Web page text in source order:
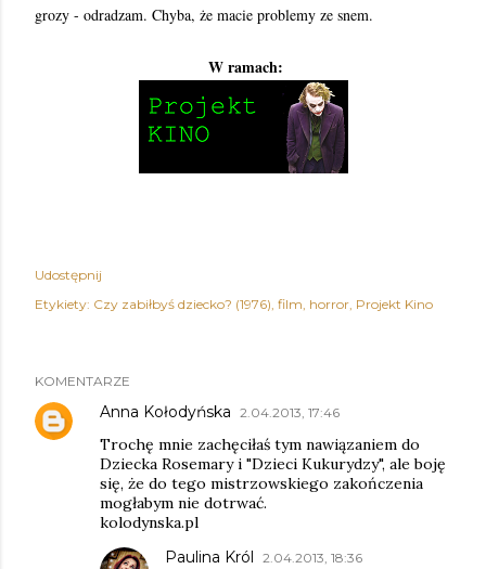
grozy - odradzam. Chyba, że macie problemy ze snem.
W ramach:
Udostępnij
Etykiety: Czy zabiłbyś dziecko? (1976) film horror Projekt Kino
KOMENTARZE
Anna Kołodyńska 2.04.2013, 17:46
Trochę mnie zachęciłaś tym nawiązaniem do
Dziecka Rosemary i "Dzieci Kukurydzy", ale boję
się, że do tego mistrzowskiego zakończenia
mogłabym nie dotrwać.
kolodynska.pl
Paulina Król 2.04.2013, 18:36